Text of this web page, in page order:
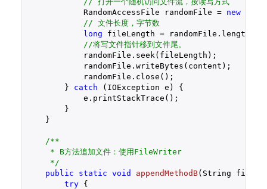
            RandomAccessFile randomFile =
new
// 文件长度，字节数
long fileLength = randomFile.length();
//将写文件指针移到文件尾。
            randomFile.seek(fileLength);
            randomFile.writeBytes(content);
            randomFile.close();
        }
catch (IOException e) {
            e.printStackTrace();
        }
    }
/**
     * B方法追加文件：使用FileWriter
     */
public
static void appendMethodB(String
try {